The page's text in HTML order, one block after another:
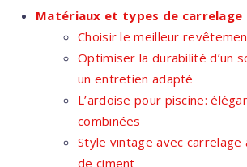
Matériaux et types de carrelage
Choisir le meilleur
Optimiser la durabilité d’un
un entretien adapté
L’ardoise pour piscine:
combinées
Style vintage avec carrelage
de ciment